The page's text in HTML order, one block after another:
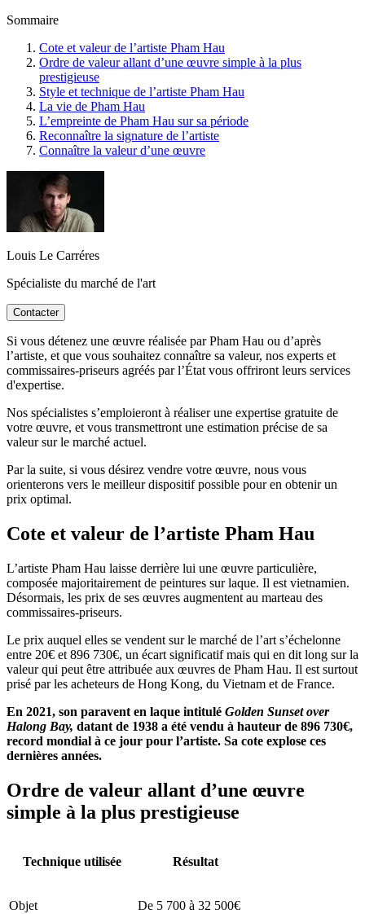
Sommaire
Cote et valeur de l’artiste Pham Hau
Ordre de valeur allant d’une œuvre simple à la plus
prestigieuse
Style et technique de l’artiste Pham Hau
La vie de Pham Hau
L’empreinte de Pham Hau sur sa période
Reconnaître la signature de l’artiste
Connaître la valeur d’une œuvre
Louis Le Carréres
Spécialiste du marché de l'art
Contacter
Si vous détenez une œuvre réalisée par Pham Hau ou d’après
l’artiste, et que vous souhaitez connaître sa valeur, nos experts et
commissaires-priseurs agréés par l’État vous offriront leurs services
d'expertise.
Nos spécialistes s’emploieront à réaliser une expertise gratuite de
votre œuvre, et vous transmettront une estimation précise de sa
valeur sur le marché actuel.
Par la suite, si vous désirez vendre votre œuvre, nous vous
orienterons vers le meilleur dispositif possible pour en obtenir un
prix optimal.
Cote et valeur de l’artiste Pham Hau
L’artiste Pham Hau laisse derrière lui une œuvre particulière,
composée majoritairement de peintures sur laque. Il est vietnamien.
Désormais, les prix de ses œuvres augmentent au marteau des
commissaires-priseurs.
Le prix auquel elles se vendent sur le marché de l’art s’échelonne
entre 20€ et 896 730€, un écart significatif mais qui en dit long sur la
valeur qui peut être attribuée aux œuvres de Pham Hau. Il est surtout
prisé par les acheteurs de Hong Kong, du Vietnam et de France.
En 2021, son paravent en laque intitulé Golden Sunset over
Halong Bay, datant de 1938 a été vendu à hauteur de 896 730€,
record mondial à ce jour pour l’artiste. Sa cote explose ces
dernières années.
Ordre de valeur allant d’une œuvre
simple à la plus prestigieuse
Technique utilisée Résultat
Objet De 5 700 à 32 500€